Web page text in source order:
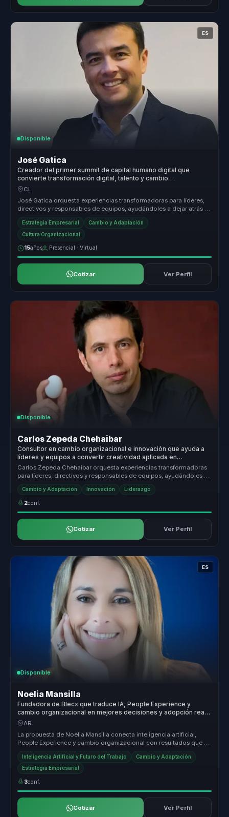
ES
Disponible
José Gatica
Creador del primer summit de capital humano digital que
convierte transformación digital, talento y cambio
organizacional en ventaja competitiva para empresas.
CL
José Gatica orquesta experiencias transformadoras para líderes,
directivos y responsables de equipos, ayudándoles a dejar atrás la
desali...
Estrategia Empresarial Cambio y Adaptación
Cultura Organizacional
15años Presencial · Virtual
Cotizar Ver Perfil
Disponible
Carlos Zepeda Chehaibar
Consultor en cambio organizacional e innovación que ayuda a
líderes y equipos a convertir creatividad aplicada en
adaptación, cohesión y ventaja competitiva.
Carlos Zepeda Chehaibar orquesta experiencias transformadoras
para líderes, directivos y responsables de equipos, ayudándoles a
dejar atr...
Cambio y Adaptación Innovación Liderazgo
2conf.
Cotizar Ver Perfil
ES
Disponible
Noelia Mansilla
Fundadora de Blecx que traduce IA, People Experience y
cambio organizacional en mejores decisiones y adopción real
para líderes de talento e innovación.
AR
La propuesta de Noelia Mansilla conecta inteligencia artificial,
People Experience y cambio organizacional con resultados que si
importan...
Inteligencia Artificial y Futuro del Trabajo Cambio y Adaptación
Estrategia Empresarial
3conf.
Cotizar Ver Perfil